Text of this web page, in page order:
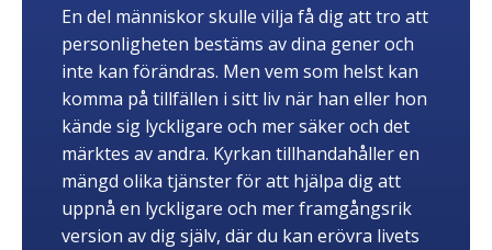
En del människor skulle vilja få dig att tro att
personligheten bestäms av dina gener och
inte kan förändras. Men vem som helst kan
komma på tillfällen i sitt liv när han eller hon
kände sig lyckligare och mer säker och det
märktes av andra. Kyrkan tillhandahåller en
mängd olika tjänster för att hjälpa dig att
uppnå en lyckligare och mer framgångsrik
version av dig själv, där du kan erövra livets